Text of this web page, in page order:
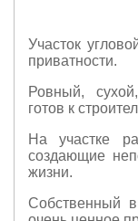
Участок
приватности.
Ровный,
готов к
На участке
создающие
жизни.
Собственный